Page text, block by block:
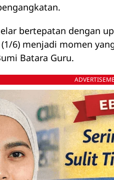
bertepatan dengan
(1/6) menjadi momen
Batara Guru.